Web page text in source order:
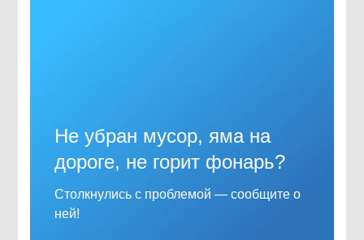
Не убран мусор, яма на
дороге, не горит фонарь?
Столкнулись с проблемой — сообщите о
ней!